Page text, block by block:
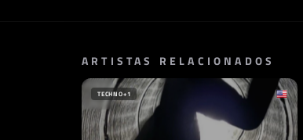
ARTISTAS RELACIONADOS
TECHNO+1